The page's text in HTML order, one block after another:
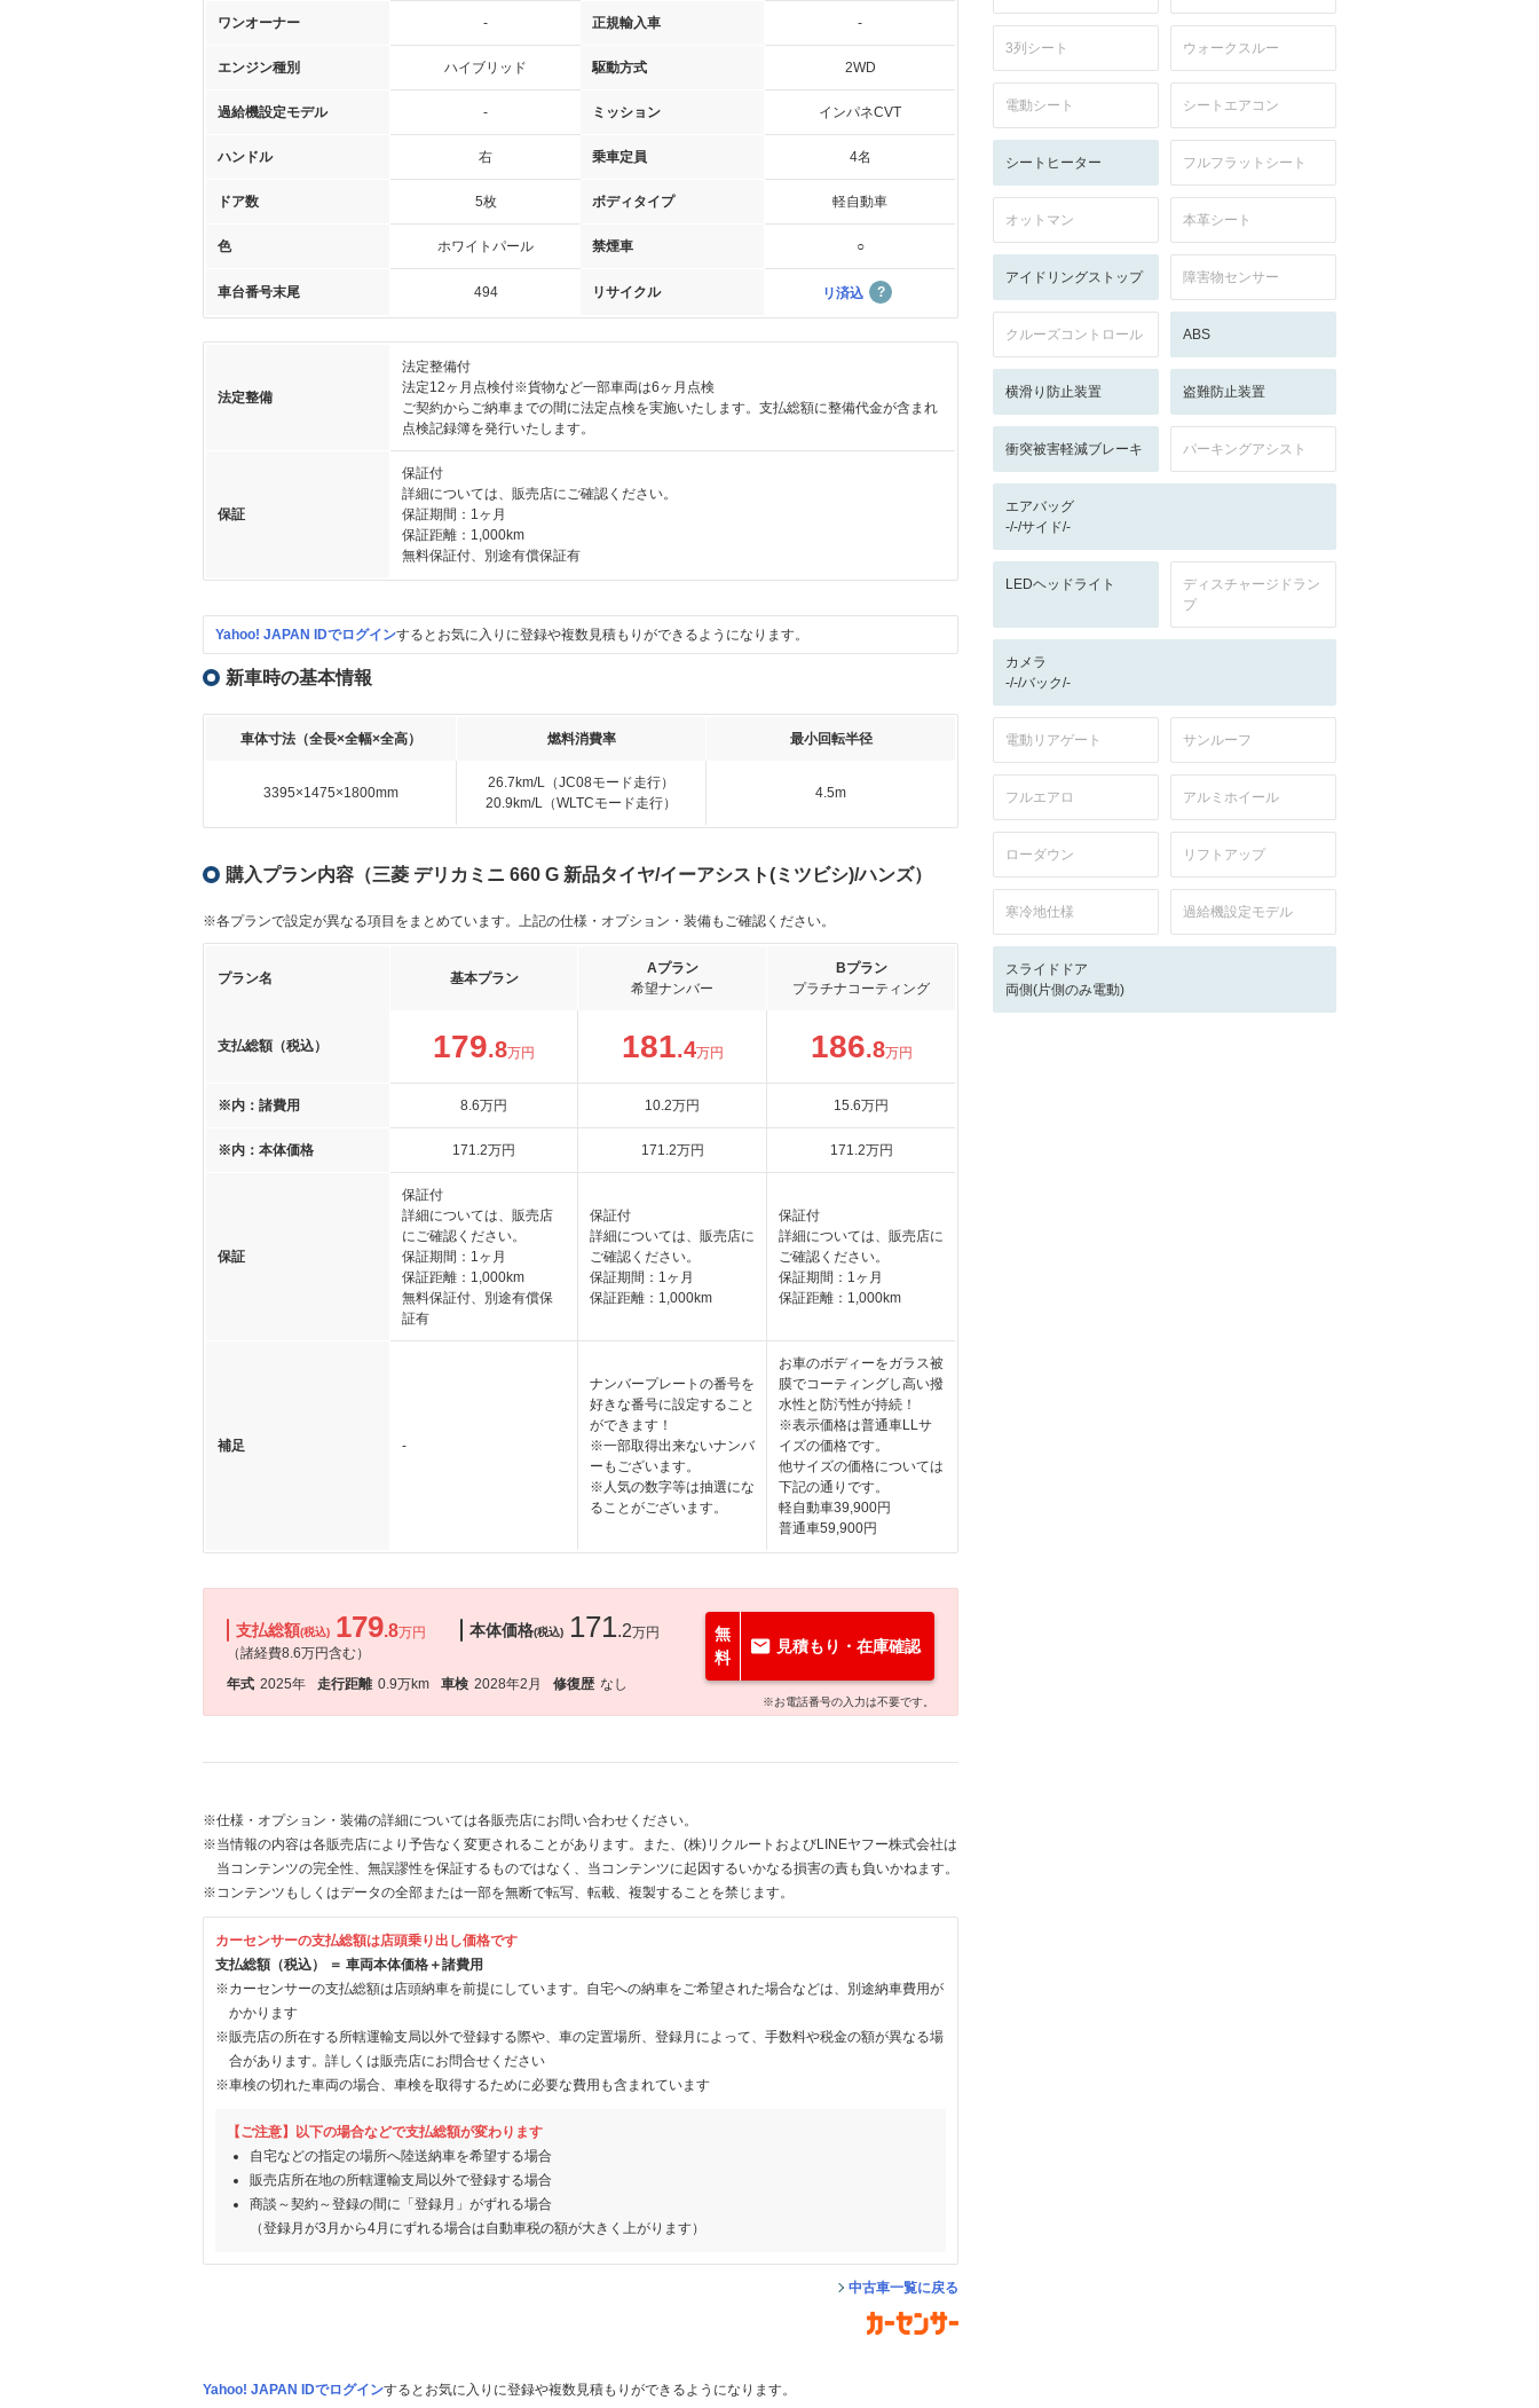
ワンオーナー - 正規輸入車 -
エンジン種別 ハイブリッド 駆動方式 2WD
過給機設定モデル - ミッション インパネCVT
ハンドル 右 乗車定員 4名
ドア数 5枚 ボディタイプ 軽自動車
色 ホワイトパール 禁煙車 ○
車台番号末尾 494 リサイクル リ済込
法定整備
法定整備付
法定12ヶ月点検付※貨物など一部車両は6ヶ月点検
ご契約からご納車までの間に法定点検を実施いたします。支払総額に整備代金が含まれ
点検記録簿を発行いたします。
保証
保証付
詳細については、販売店にご確認ください。
保証期間：1ヶ月
保証距離：1,000km
無料保証付、別途有償保証有
Yahoo! JAPAN IDでログインするとお気に入りに登録や複数見積もりができるようになります。
新車時の基本情報
車体寸法（全長×全幅×全高） 燃料消費率 最小回転半径
3395×1475×1800mm
26.7km/L（JC08モード走行）
20.9km/L（WLTCモード走行）
4.5m
購入プラン内容（三菱 デリカミニ 660 G 新品タイヤ/イーアシスト(ミツビシ)/ハンズ）
※各プランで設定が異なる項目をまとめています。上記の仕様・オプション・装備もご確認ください。
プラン名 基本プラン
Aプラン
希望ナンバー
Bプラン
プラチナコーティング
支払総額（税込） 179.8万円 181.4万円 186.8万円
※内：諸費用 8.6万円 10.2万円 15.6万円
※内：本体価格 171.2万円 171.2万円 171.2万円
保証
保証付
詳細については、販売店
にご確認ください。
保証期間：1ヶ月
保証距離：1,000km
無料保証付、別途有償保
証有
保証付
詳細については、販売店に
ご確認ください。
保証期間：1ヶ月
保証距離：1,000km
保証付
詳細については、販売店に
ご確認ください。
保証期間：1ヶ月
保証距離：1,000km
補足 -
ナンバープレートの番号を
好きな番号に設定すること
ができます！
※一部取得出来ないナンバ
ーもございます。
※人気の数字等は抽選にな
ることがございます。
お車のボディーをガラス被
膜でコーティングし高い撥
水性と防汚性が持続！
※表示価格は普通車LLサ
イズの価格です。
他サイズの価格については
下記の通りです。
軽自動車39,900円
普通車59,900円
支払総額(税込) 179.8万円
（諸経費8.6万円含む）
本体価格(税込) 171.2万円
年式 2025年 走行距離 0.9万km 車検 2028年2月 修復歴 なし
無
料
見積もり・在庫確認
※お電話番号の入力は不要です。
※仕様・オプション・装備の詳細については各販売店にお問い合わせください。
※当情報の内容は各販売店により予告なく変更されることがあります。また、(株)リクルートおよびLINEヤフー株式会社は
当コンテンツの完全性、無誤謬性を保証するものではなく、当コンテンツに起因するいかなる損害の責も負いかねます。
※コンテンツもしくはデータの全部または一部を無断で転写、転載、複製することを禁じます。
カーセンサーの支払総額は店頭乗り出し価格です
支払総額（税込） ＝ 車両本体価格＋諸費用
※カーセンサーの支払総額は店頭納車を前提にしています。自宅への納車をご希望された場合などは、別途納車費用が
かかります
※販売店の所在する所轄運輸支局以外で登録する際や、車の定置場所、登録月によって、手数料や税金の額が異なる場
合があります。詳しくは販売店にお問合せください
※車検の切れた車両の場合、車検を取得するために必要な費用も含まれています
【ご注意】以下の場合などで支払総額が変わります
自宅などの指定の場所へ陸送納車を希望する場合
販売店所在地の所轄運輸支局以外で登録する場合
商談～契約～登録の間に「登録月」がずれる場合
（登録月が3月から4月にずれる場合は自動車税の額が大きく上がります）
中古車一覧に戻る
Yahoo! JAPAN IDでログインするとお気に入りに登録や複数見積もりができるようになります。
3列シート ウォークスルー
電動シート シートエアコン
シートヒーター フルフラットシート
オットマン 本革シート
アイドリングストップ 障害物センサー
クルーズコントロール ABS
横滑り防止装置 盗難防止装置
衝突被害軽減ブレーキ パーキングアシスト
エアバッグ
-/-/サイド/-
LEDヘッドライト
ディスチャージドラン
プ
カメラ
-/-/バック/-
電動リアゲート サンルーフ
フルエアロ アルミホイール
ローダウン リフトアップ
寒冷地仕様 過給機設定モデル
スライドドア
両側(片側のみ電動)